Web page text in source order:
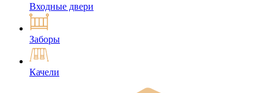
Входные двери
Заборы
Качели